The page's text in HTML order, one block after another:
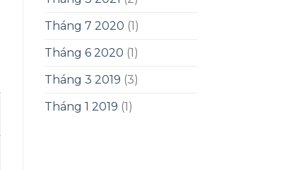
Tháng 7 2020 (1)
Tháng 6 2020 (1)
Tháng 3 2019 (3)
Tháng 1 2019 (1)